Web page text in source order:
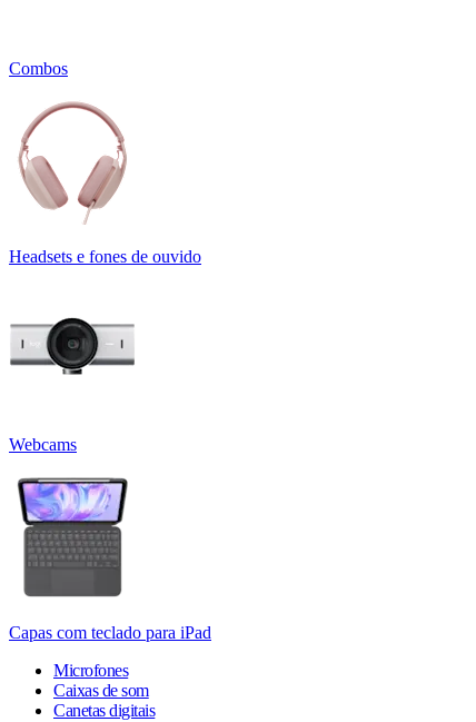
Combos
Headsets e fones de ouvido
Webcams
Capas com teclado para iPad
Microfones
Caixas de som
Canetas digitais